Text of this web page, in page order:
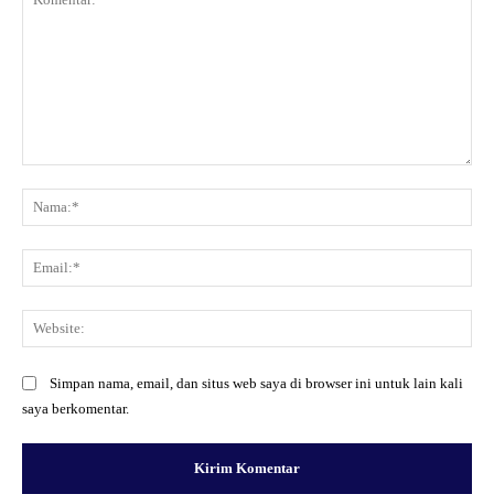
Simpan nama, email, dan situs web saya di browser ini untuk lain kali
saya berkomentar.